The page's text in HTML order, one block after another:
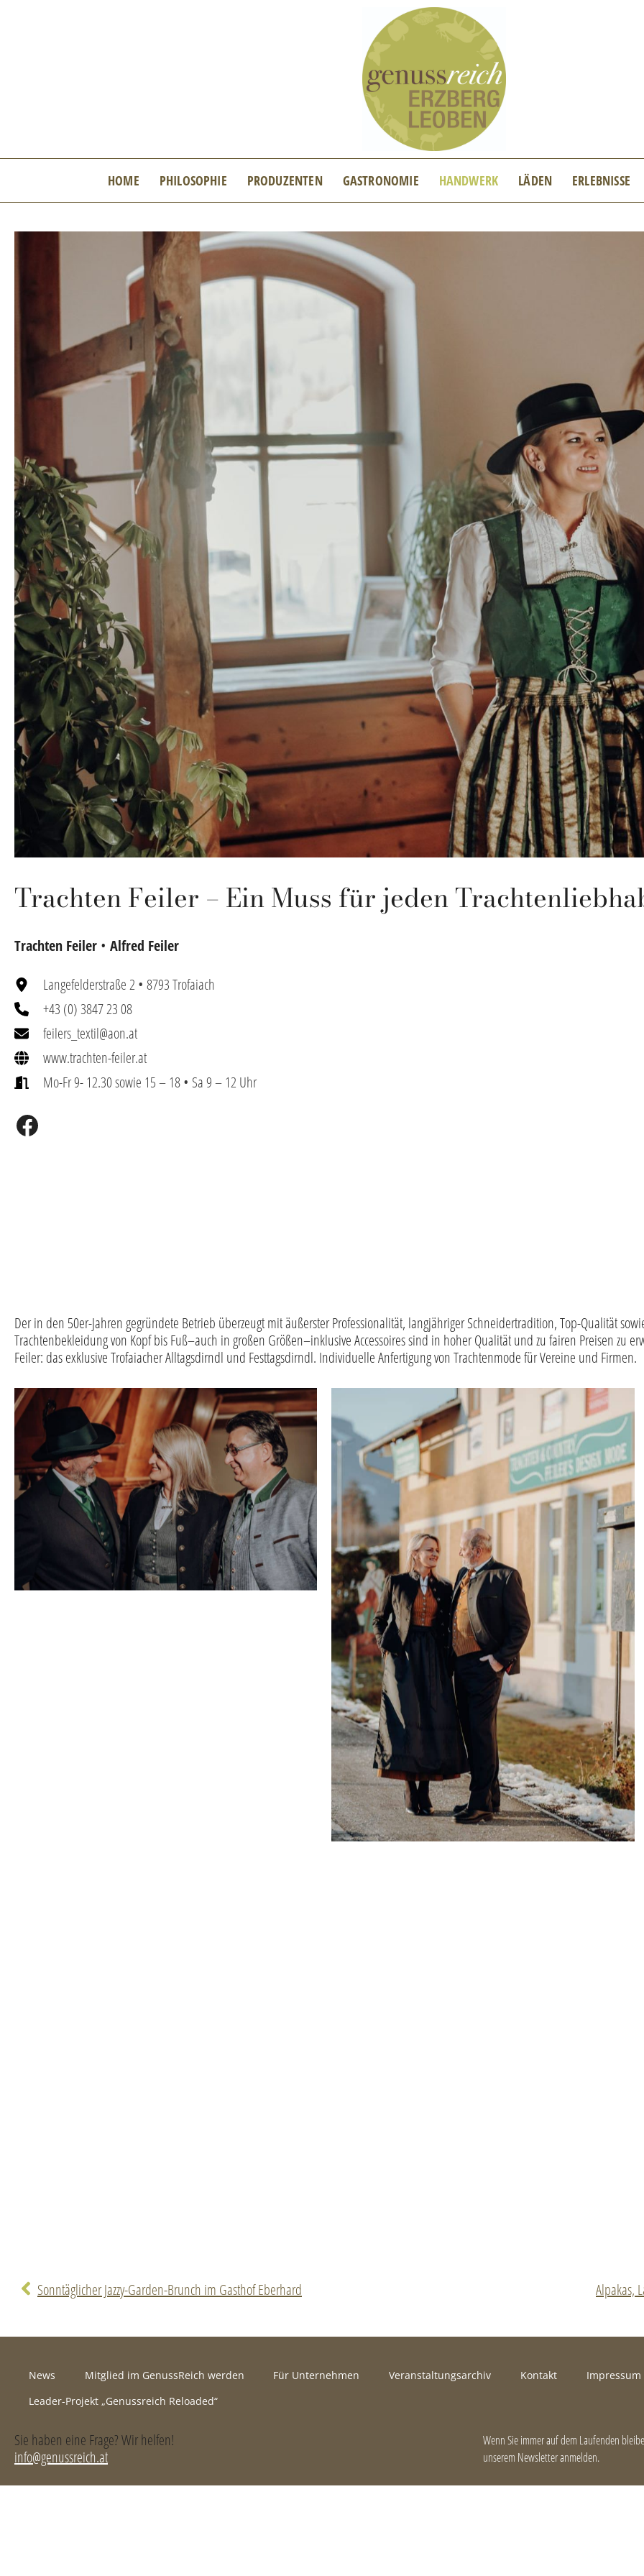
HOME PHILOSOPHIE PRODUZENTEN GASTRONOMIE HANDWERK LÄDEN ERLEBNISSE
Trachten Feiler – Ein Muss für jeden
Trachten Feiler • Alfred Feiler
Langefelderstraße 2 • 8793 Trofaiach
+43 (0) 3847 23 08
feilers_textil@aon.at
www.trachten-feiler.at
Mo-Fr 9- 12.30 sowie 15 – 18 • Sa 9 – 12 Uhr
Facebook
Der in den 50er-Jahren gegründete Betrieb überzeugt mit äußerster Professionalität, langjähriger Schneidertradition, Top-Qualität
Trachtenbekleidung von Kopf bis Fuß–auch in großen Größen–inklusive Accessoires sind in hoher Qualität und zu fairen Preisen zu
Feiler: das exklusive Trofaiacher Alltagsdirndl und Festtagsdirndl. Individuelle Anfertigung von Trachtenmode für Vereine und Firmen.
Sonntäglicher Jazzy-Garden-Brunch im Gasthof Eberhard Alpakas,
News Mitglied im GenussReich werden Für Unternehmen Veranstaltungsarchiv Kontakt
Impressum
Leader-Projekt „Genussreich Reloaded“
Sie haben eine Frage? Wir helfen!
info@genussreich.at
Wenn Sie immer auf dem Laufenden
unserem Newsletter anmelden.
E-Mail-Adresse*